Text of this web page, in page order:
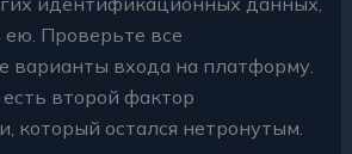
ею. Проверьте все
варианты входа на платформу.
второй фактор
который остался нетронутым.